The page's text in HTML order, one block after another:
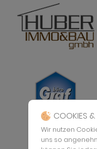
COOKIES &
Wir nutzen
uns so